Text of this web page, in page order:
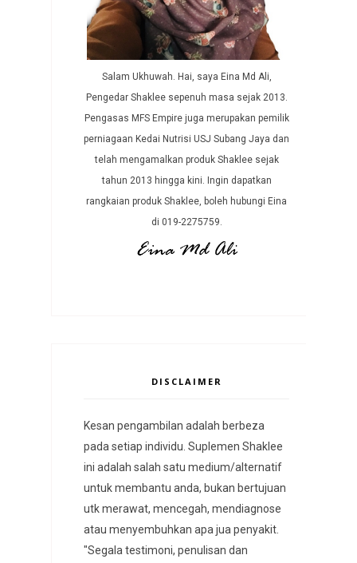
Salam Ukhuwah. Hai, saya Eina Md Ali,
Pengedar Shaklee sepenuh masa sejak 2013.
Pengasas MFS Empire juga merupakan pemilik
perniagaan Kedai Nutrisi USJ Subang Jaya dan
telah mengamalkan produk Shaklee sejak
tahun 2013 hingga kini. Ingin dapatkan
rangkaian produk Shaklee, boleh hubungi Eina
di 019-2275759.
DISCLAIMER
Kesan pengambilan adalah berbeza
pada setiap individu. Suplemen Shaklee
ini adalah salah satu medium/alternatif
untuk membantu anda, bukan bertujuan
utk merawat, mencegah, mendiagnose
atau menyembuhkan apa jua penyakit.
"Segala testimoni, penulisan dan